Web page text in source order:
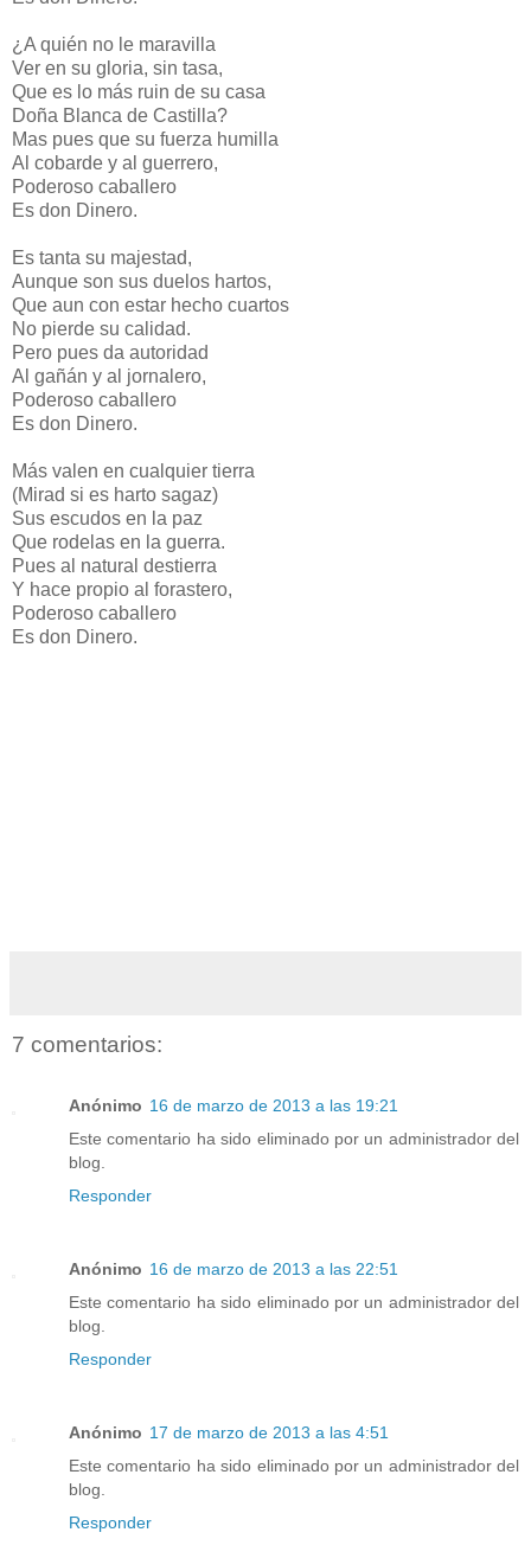
¿A quién no le maravilla
Ver en su gloria, sin tasa,
Que es lo más ruin de su casa
Doña Blanca de Castilla?
Mas pues que su fuerza humilla
Al cobarde y al guerrero,
Poderoso caballero
Es don Dinero.
Es tanta su majestad,
Aunque son sus duelos hartos,
Que aun con estar hecho cuartos
No pierde su calidad.
Pero pues da autoridad
Al gañán y al jornalero,
Poderoso caballero
Es don Dinero.
Más valen en cualquier tierra
(Mirad si es harto sagaz)
Sus escudos en la paz
Que rodelas en la guerra.
Pues al natural destierra
Y hace propio al forastero,
Poderoso caballero
Es don Dinero.
7 comentarios:
Anónimo 16 de marzo de 2013 a las 19:21
Este comentario ha sido eliminado por un administrador del
blog.
Responder
Anónimo 16 de marzo de 2013 a las 22:51
Este comentario ha sido eliminado por un administrador del
blog.
Responder
Anónimo 17 de marzo de 2013 a las 4:51
Este comentario ha sido eliminado por un administrador del
blog.
Responder